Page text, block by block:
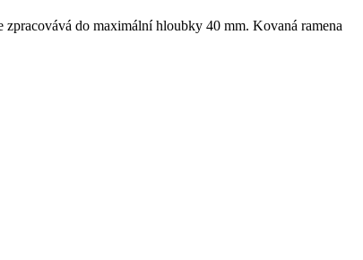
zpracovává do maximální hloubky 40 mm. Kovaná ramena